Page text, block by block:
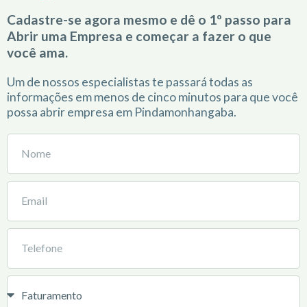
Cadastre-se agora mesmo e dê o 1º passo para
Abrir uma Empresa e começar a fazer o que
você ama.
Um de nossos especialistas te passará todas as
informações em menos de cinco minutos para que você
possa abrir empresa em Pindamonhangaba.